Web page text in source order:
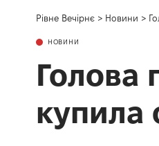
Рівне Вечірнє > Новини >
НОВИНИ
Голова
купила